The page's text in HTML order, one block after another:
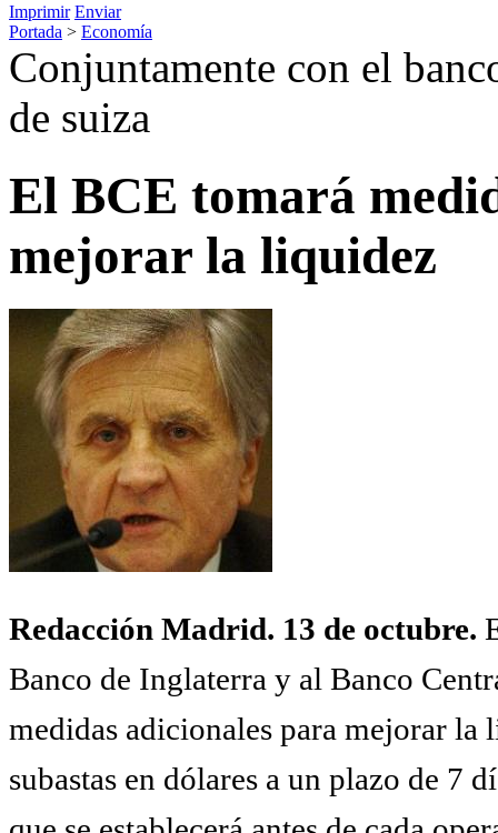
Imprimir Enviar
Portada > Economía
Conjuntamente con el
de suiza
El BCE tomará
mejorar la liquidez
Redacción Madrid. 13 de octubre.
Banco de Inglaterra y al Banco
medidas adicionales para mejorar
subastas en dólares a un plazo de 7